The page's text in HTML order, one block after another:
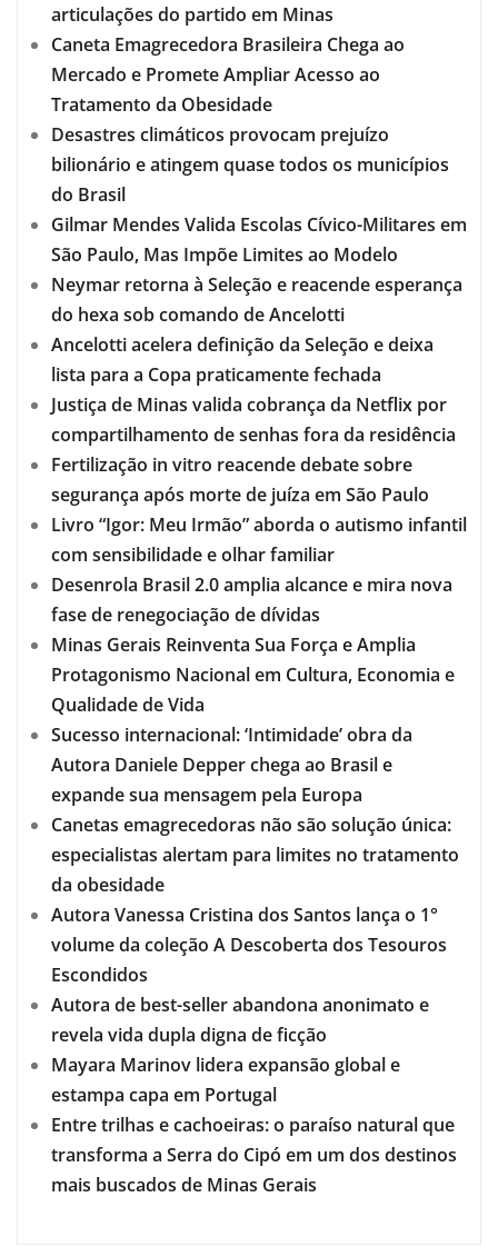
articulações do partido em Minas
Caneta Emagrecedora Brasileira Chega ao
Mercado e Promete Ampliar Acesso ao
Tratamento da Obesidade
Desastres climáticos provocam prejuízo
bilionário e atingem quase todos os municípios
do Brasil
Gilmar Mendes Valida Escolas Cívico-Militares em
São Paulo, Mas Impõe Limites ao Modelo
Neymar retorna à Seleção e reacende esperança
do hexa sob comando de Ancelotti
Ancelotti acelera definição da Seleção e deixa
lista para a Copa praticamente fechada
Justiça de Minas valida cobrança da Netflix por
compartilhamento de senhas fora da residência
Fertilização in vitro reacende debate sobre
segurança após morte de juíza em São Paulo
Livro “Igor: Meu Irmão” aborda o autismo infantil
com sensibilidade e olhar familiar
Desenrola Brasil 2.0 amplia alcance e mira nova
fase de renegociação de dívidas
Minas Gerais Reinventa Sua Força e Amplia
Protagonismo Nacional em Cultura, Economia e
Qualidade de Vida
Sucesso internacional: ‘Intimidade’ obra da
Autora Daniele Depper chega ao Brasil e
expande sua mensagem pela Europa
Canetas emagrecedoras não são solução única:
especialistas alertam para limites no tratamento
da obesidade
Autora Vanessa Cristina dos Santos lança o 1°
volume da coleção A Descoberta dos Tesouros
Escondidos
Autora de best-seller abandona anonimato e
revela vida dupla digna de ficção
Mayara Marinov lidera expansão global e
estampa capa em Portugal
Entre trilhas e cachoeiras: o paraíso natural que
transforma a Serra do Cipó em um dos destinos
mais buscados de Minas Gerais